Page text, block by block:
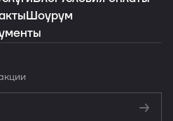
подборку
Шоурум
Обработку